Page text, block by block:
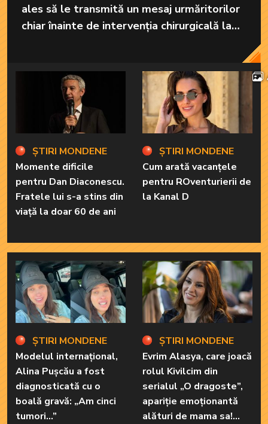
ales să le transmită un mesaj urmăritorilor
chiar înainte de intervenția chirurgicală la
ȘTIRI MONDENE
Momente dificile
pentru Dan Diaconescu.
Fratele lui s-a stins din
viață la doar 60 de ani
ȘTIRI MONDENE
Modelul internațional,
Alina Pușcău a fost
diagnosticată cu o
boală gravă: „Am cinci
tumori...”
ȘTIRI MONDENE
Cum arată vacanțele
pentru ROventurierii de
la Kanal D
ȘTIRI MONDENE
Evrim Alasya, care joacă
rolul Kivilcim din
serialul „O dragoste”,
apariție emoționantă
alături de mama sa!